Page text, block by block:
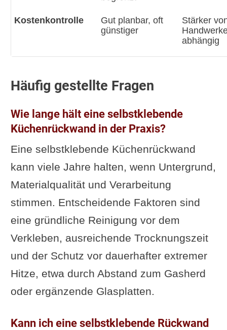
Kostenkontrolle
Gut planbar, oft
günstiger
Stärker
abhängig
Häufig gestellte Fragen
Wie lange hält eine selbstklebende
Küchenrückwand in der Praxis?
Eine selbstklebende Küchenrückwand
kann viele Jahre halten, wenn Untergrund,
Materialqualität und Verarbeitung
stimmen. Entscheidende Faktoren sind
eine gründliche Reinigung vor dem
Verkleben, ausreichende Trocknungszeit
und der Schutz vor dauerhafter extremer
Hitze, etwa durch Abstand zum Gasherd
oder ergänzende Glasplatten.
Kann ich eine selbstklebende Rückwand